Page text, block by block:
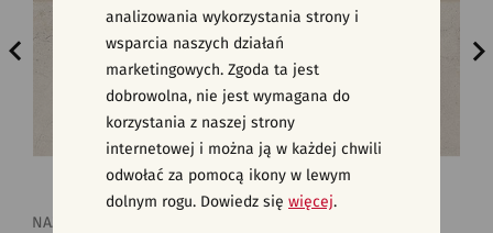
WYMIAR:
29,8 x 59,8
NAZWA KOLEKCJI:
analizowania wykorzystania strony i
wsparcia naszych działań
marketingowych. Zgoda ta jest
dobrowolna, nie jest wymagana do
korzystania z naszej strony
internetowej i można ją w każdej chwili
odwołać za pomocą ikony w lewym
dolnym rogu. Dowiedz się więcej.